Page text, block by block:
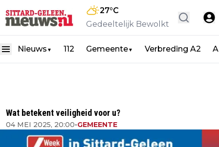
27°C
Gedeeltelijk Bewolkt
Nieuws ▼ 112 Gemeente▼ Verbreding A2
Wat betekent veiligheid voor u?
04 MEI 2025, 20:00•GEMEENTE